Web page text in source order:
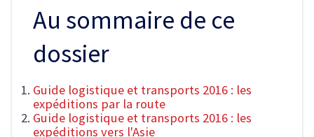
Au sommaire de ce
dossier
Guide logistique et transports 2016 : les
expéditions par la route
Guide logistique et transports 2016 : les
expéditions vers l'Asie